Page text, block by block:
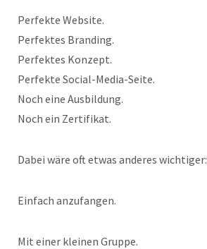
Perfekte Website.
Perfektes Branding.
Perfektes Konzept.
Perfekte Social-Media-Seite.
Noch eine Ausbildung.
Noch ein Zertifikat.
Dabei wäre oft etwas anderes wichtiger:
Einfach anzufangen.
Mit einer kleinen Gruppe.